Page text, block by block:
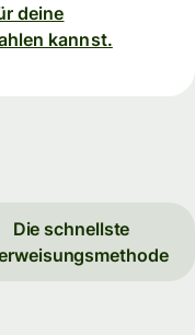
deine
kannst.
Die schnellste